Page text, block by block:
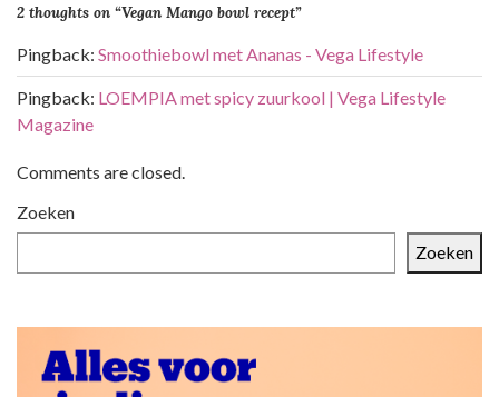
i
c
h
t
a
v
i
g
t
2 thoughts on “Vegan Mango bowl recept”
Pingback: Smoothiebowl met Ananas - Vega Lifestyle
Pingback: LOEMPIA met spicy zuurkool | Vega Lifestyle
Magazine
Comments are closed.
Zoeken
Zoeken